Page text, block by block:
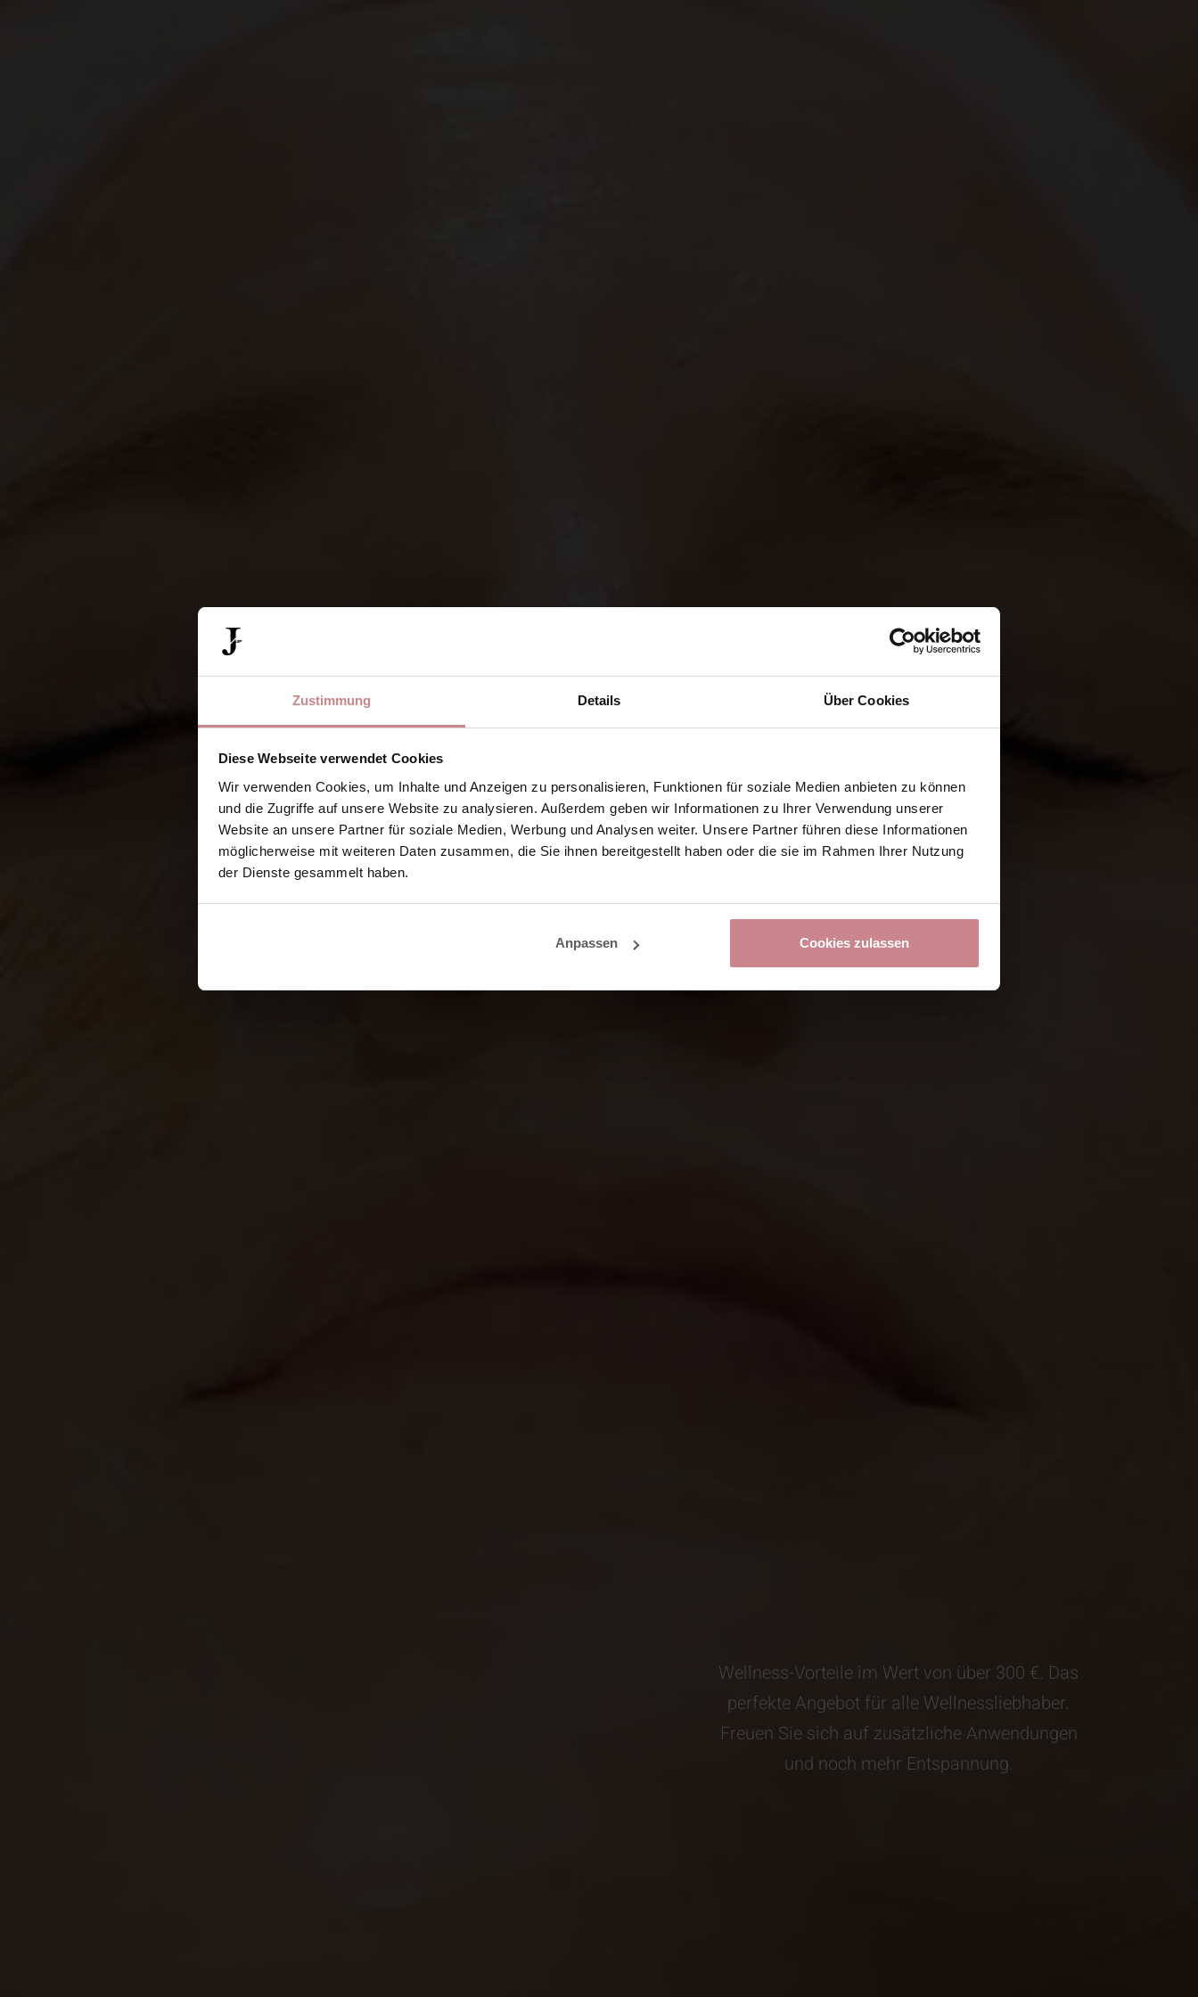
Zustimmung Details Über Cookies
Diese Webseite verwendet Cookies
Wir verwenden Cookies, um Inhalte und Anzeigen zu personalisieren, Funktionen für soziale Medien anbieten zu können
und die Zugriffe auf unsere Website zu analysieren. Außerdem geben wir Informationen zu Ihrer Verwendung unserer
Website an unsere Partner für soziale Medien, Werbung und Analysen weiter. Unsere Partner führen diese Informationen
möglicherweise mit weiteren Daten zusammen, die Sie ihnen bereitgestellt haben oder die sie im Rahmen Ihrer Nutzung
der Dienste gesammelt haben.
Anpassen Cookies zulassen
Wellness-Vorteile im Wert von über 300 €. Das
perfekte Angebot für alle Wellnessliebhaber.
Freuen Sie sich auf zusätzliche Anwendungen
und noch mehr Entspannung.